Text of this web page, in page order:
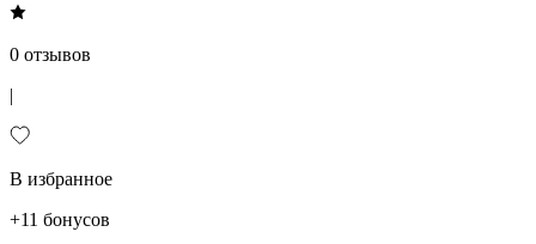
0 отзывов
|
В избранное
+11 бонусов